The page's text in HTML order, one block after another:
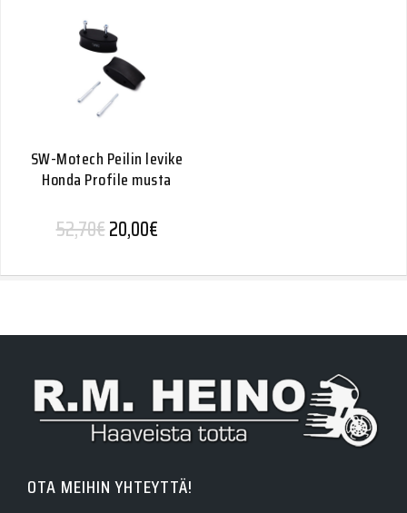
SW-Motech Peilin levike
Honda Profile musta
52,70€Alkuperäinen hinta oli: 52,70€.
20,00€Nykyinen hinta on: 20,00€.
OTA MEIHIN YHTEYTTÄ!